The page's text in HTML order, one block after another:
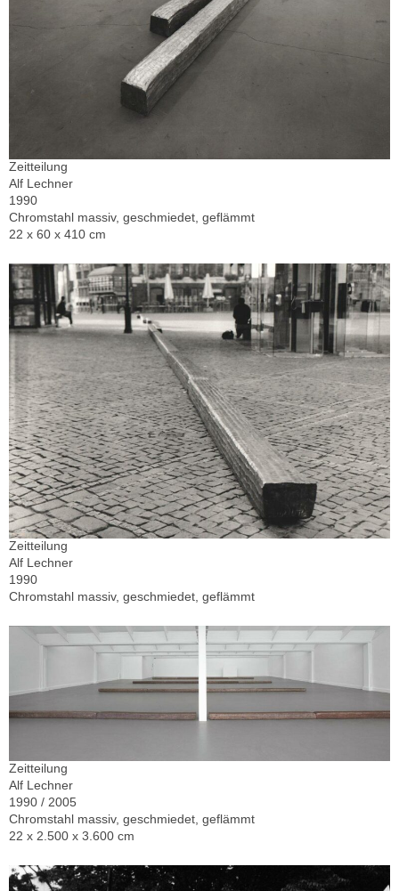
Zeitteilung
Alf Lechner
1990
Chromstahl massiv, geschmiedet, geflämmt
22 x 60 x 410 cm
Zeitteilung
Alf Lechner
1990
Chromstahl massiv, geschmiedet, geflämmt
Zeitteilung
Alf Lechner
1990 / 2005
Chromstahl massiv, geschmiedet, geflämmt
22 x 2.500 x 3.600 cm